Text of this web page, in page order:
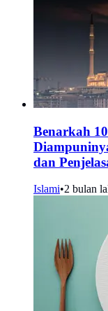
Benarkah
dan
Islami•2 bulan